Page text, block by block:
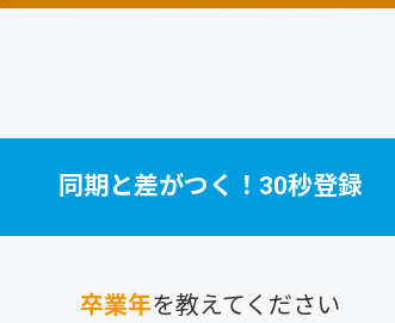
同期と差がつく！30秒登録
卒業年を教えてください